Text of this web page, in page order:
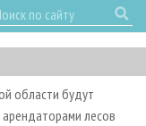
области будут
лесов